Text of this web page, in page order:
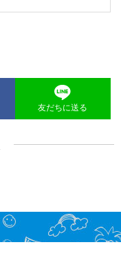
友だちに送る